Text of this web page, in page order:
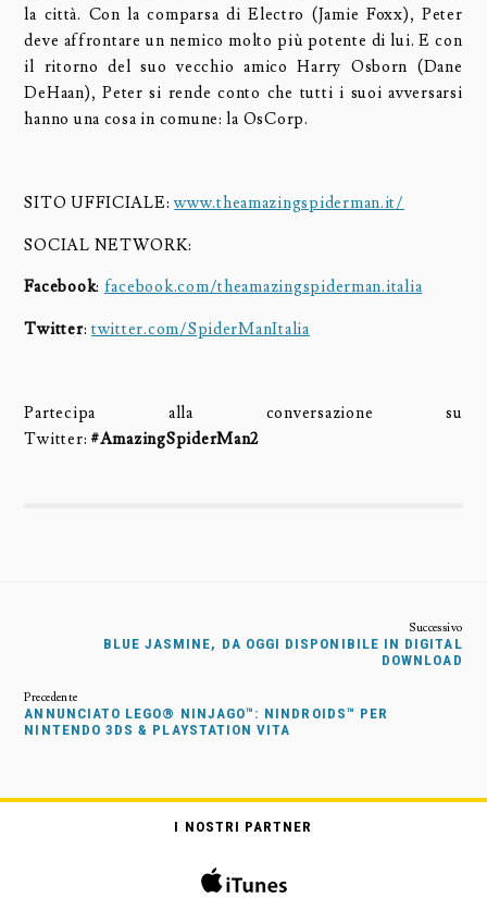
la città. Con la comparsa di Electro (Jamie Foxx), Peter
deve affrontare un nemico molto più potente di lui. E con
il ritorno del suo vecchio amico Harry Osborn (Dane
DeHaan), Peter si rende conto che tutti i suoi avversarsi
hanno una cosa in comune: la OsCorp.
SITO UFFICIALE:www.theamazingspiderman.it/
SOCIAL NETWORK:
Facebook: facebook.com/theamazingspiderman.italia
Twitter:twitter.com/SpiderManItalia
Partecipa alla conversazione su
Twitter:#AmazingSpiderMan2
BLUE JASMINE, DA OGGI DISPONIBILE IN DIGITAL
DOWNLOAD
ANNUNCIATO LEGO® NINJAGO™: NINDROIDS™ PER
NINTENDO 3DS & PLAYSTATION VITA
I NOSTRI PARTNER